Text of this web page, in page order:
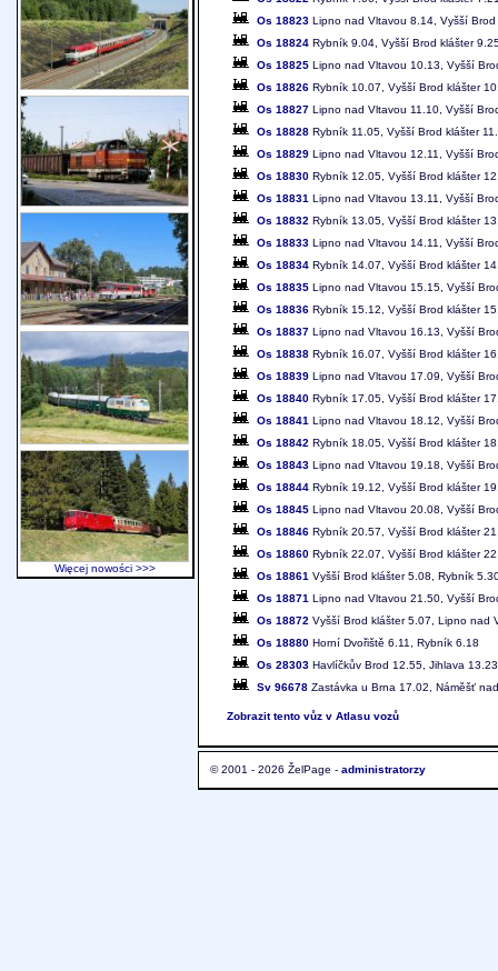
Os 18823 Lipno nad Vltavou 8.14, Vyšší
Os 18824 Rybník 9.04, Vyšší Brod klášter
Os 18825 Lipno nad Vltavou 10.13, Vyšší
Os 18826 Rybník 10.07, Vyšší Brod klášter
Os 18827 Lipno nad Vltavou 11.10, Vyšší
Os 18828 Rybník 11.05, Vyšší Brod klášter
Os 18829 Lipno nad Vltavou 12.11, Vyšší
Os 18830 Rybník 12.05, Vyšší Brod klášter
Os 18831 Lipno nad Vltavou 13.11, Vyšší
Os 18832 Rybník 13.05, Vyšší Brod klášter
Os 18833 Lipno nad Vltavou 14.11, Vyšší
Os 18834 Rybník 14.07, Vyšší Brod klášter
Os 18835 Lipno nad Vltavou 15.15, Vyšší
Os 18836 Rybník 15.12, Vyšší Brod klášter
Os 18837 Lipno nad Vltavou 16.13, Vyšší
Os 18838 Rybník 16.07, Vyšší Brod klášter
Os 18839 Lipno nad Vltavou 17.09, Vyšší
Os 18840 Rybník 17.05, Vyšší Brod klášter
Os 18841 Lipno nad Vltavou 18.12, Vyšší
Os 18842 Rybník 18.05, Vyšší Brod klášter
Os 18843 Lipno nad Vltavou 19.18, Vyšší
Os 18844 Rybník 19.12, Vyšší Brod klášter
Os 18845 Lipno nad Vltavou 20.08, Vyšší
Os 18846 Rybník 20.57, Vyšší Brod klášter
Os 18860 Rybník 22.07, Vyšší Brod klášter
Os 18861 Vyšší Brod klášter 5.08, Rybník
Os 18871 Lipno nad Vltavou 21.50, Vyšší
Os 18872 Vyšší Brod klášter 5.07, Lipno nad
Os 18880 Horní Dvořiště 6.11, Rybník 6.18
Os 28303 Havlíčkův Brod 12.55, Jihlava
Sv 96678 Zastávka u Brna 17.02, Náměšť
Zobrazit tento vůz v Atlasu vozů
© 2001 - 2026 ŽelPage - administratorzy
Więcej nowości >>>